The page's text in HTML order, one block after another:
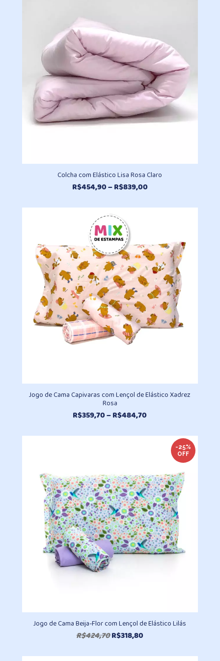
Colcha com Elástico Lisa Rosa Claro
R$454,90–R$839,00Faixa
preço:
R$839,00
Jogo de Cama Capivaras com Lençol de Elástico Xadrez
Rosa
R$359,70–R$484,70
preço:
R$359,70
através
-25%
OFF
Jogo de Cama Beija-Flor com Lençol de Elástico Lilás
R$424,70O
original
R$318,80
atual